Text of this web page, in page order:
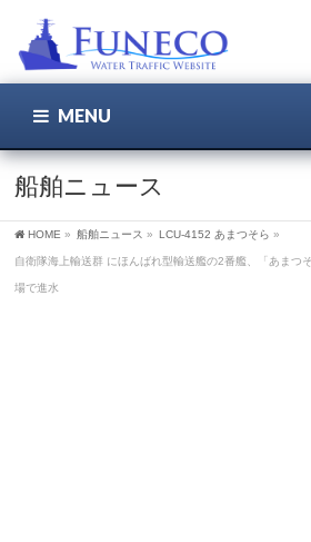
MENU
船舶ニュース
HOME » 船舶ニュース » LCU-4152 あまつそら »
自衛隊海上輸送群 にほんばれ型輸送艦の2番艦、「あま
場で進水
ユーザー名 / メール